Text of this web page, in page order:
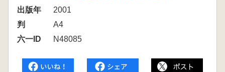
出版年
2001
判
A4
六一ID
N48085